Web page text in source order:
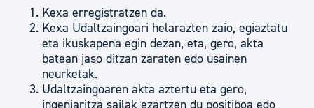
Kexa erregistratzen da.
Kexa Udaltzaingoari helarazten zaio, egiaztatu
eta ikuskapena egin dezan, eta, gero, akta
batean jaso ditzan zaraten edo usainen
neurketak.
Udaltzaingoaren akta aztertu eta gero,
ingeniaritza sailak ezartzen du positiboa edo